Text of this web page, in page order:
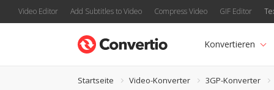
Video Editor Add Subtitles to Video Compress Video GIF Editor
Konvertieren
Startseite Video-Konverter 3GP-Konverter